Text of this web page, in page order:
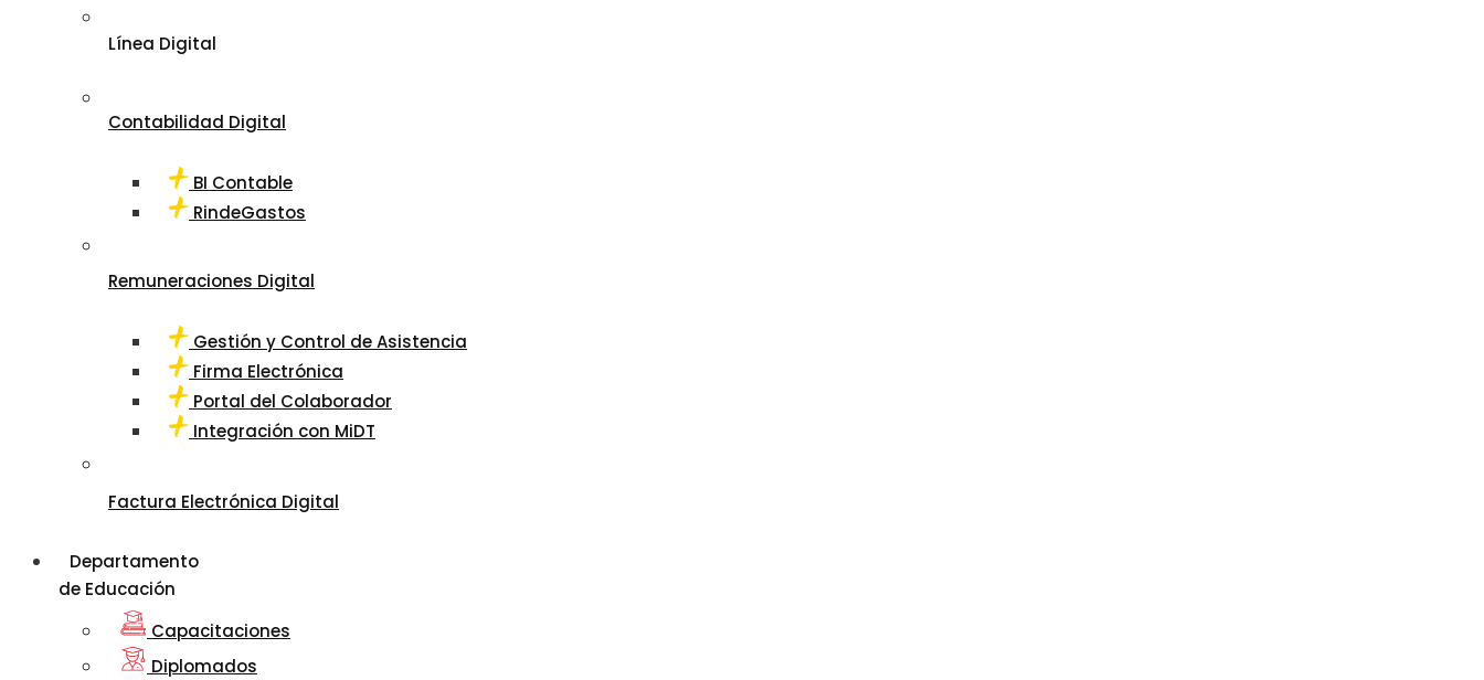
Línea Digital
Contabilidad Digital
BI Contable
RindeGastos
Remuneraciones Digital
Gestión y Control de Asistencia
Firma Electrónica
Portal del Colaborador
Integración con MiDT
Factura Electrónica Digital
Departamento
de Educación
Capacitaciones
Diplomados